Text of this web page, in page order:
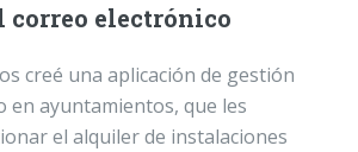
correo electrónico
creé una aplicación de gestión
en ayuntamientos, que les
el alquiler de instalaciones